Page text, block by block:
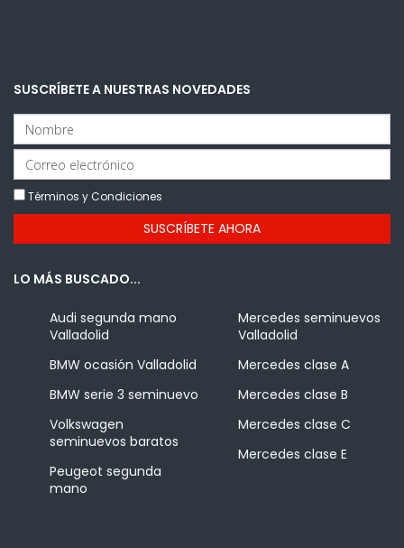
SUSCRÍBETE A NUESTRAS NOVEDADES
Términos y Condiciones
LO MÁS BUSCADO...
Audi segunda mano
Valladolid
BMW ocasión Valladolid
BMW serie 3 seminuevo
Volkswagen
seminuevos baratos
Peugeot segunda
mano
Mercedes seminuevos
Valladolid
Mercedes clase A
Mercedes clase B
Mercedes clase C
Mercedes clase E